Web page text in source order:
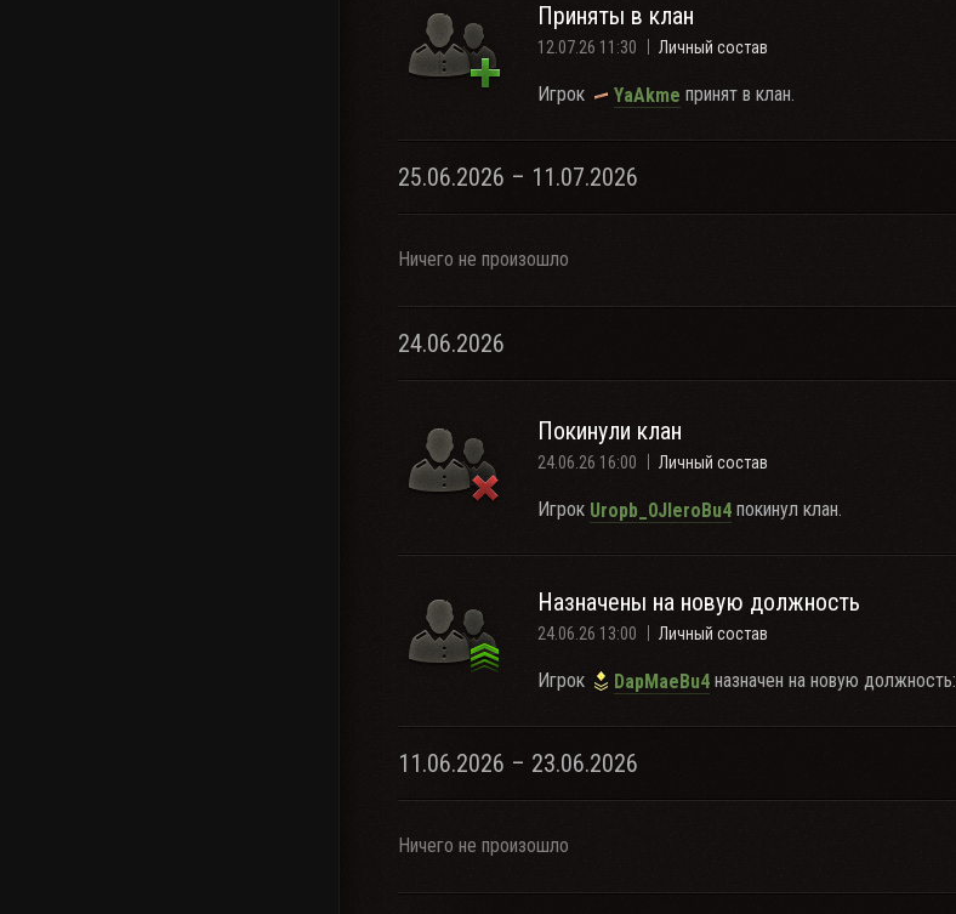
Приняты в клан
12.07.26 11:30 Личный состав
Игрок YaAkme принят в клан.
25.06.2026 – 11.07.2026
Ничего не произошло
24.06.2026
Покинули клан
24.06.26 16:00 Личный состав
Игрок Uropb_0JIeroBu4 покинул клан.
Назначены на новую должность
24.06.26 13:00 Личный состав
Игрок DapMaeBu4 назначен на новую должность:
11.06.2026 – 23.06.2026
Ничего не произошло